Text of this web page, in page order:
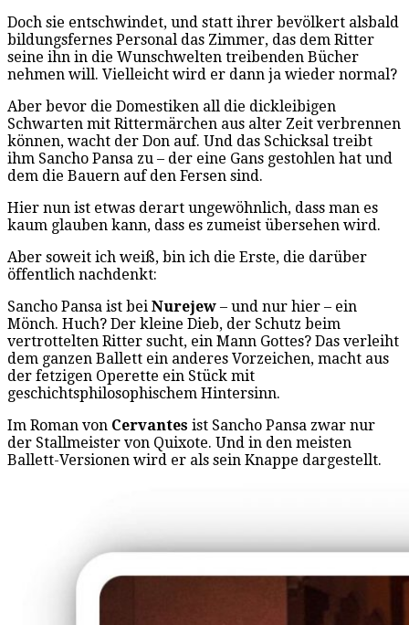
Doch sie entschwindet, und statt ihrer bevölkert alsbald
bildungsfernes Personal das Zimmer, das dem Ritter
seine ihn in die Wunschwelten treibenden Bücher
nehmen will. Vielleicht wird er dann ja wieder normal?
Aber bevor die Domestiken all die dickleibigen
Schwarten mit Rittermärchen aus alter Zeit verbrennen
können, wacht der Don auf. Und das Schicksal treibt
ihm Sancho Pansa zu – der eine Gans gestohlen hat und
dem die Bauern auf den Fersen sind.
Hier nun ist etwas derart ungewöhnlich, dass man es
kaum glauben kann, dass es zumeist übersehen wird.
Aber soweit ich weiß, bin ich die Erste, die darüber
öffentlich nachdenkt:
Sancho Pansa ist bei Nurejew – und nur hier – ein
Mönch. Huch? Der kleine Dieb, der Schutz beim
vertrottelten Ritter sucht, ein Mann Gottes? Das verleiht
dem ganzen Ballett ein anderes Vorzeichen, macht aus
der fetzigen Operette ein Stück mit
geschichtsphilosophischem Hintersinn.
Im Roman von Cervantes ist Sancho Pansa zwar nur
der Stallmeister von Quixote. Und in den meisten
Ballett-Versionen wird er als sein Knappe dargestellt.